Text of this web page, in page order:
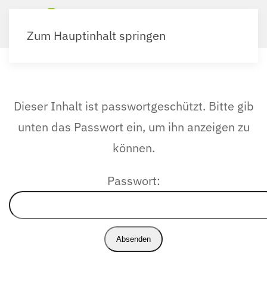
Zum Hauptinhalt springen
Dieser Inhalt ist passwortgeschützt. Bitte gib
unten das Passwort ein, um ihn anzeigen zu
können.
Passwort: